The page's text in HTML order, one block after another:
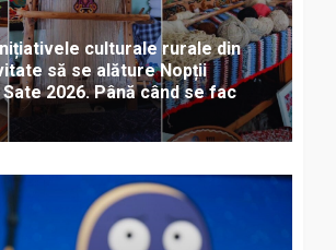
culturale rurale din
să se alăture Nopții
2026. Până când se fac